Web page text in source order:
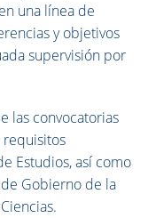
una línea de
y objetivos
supervisión por
las convocatorias
requisitos
Estudios, así como
Gobierno de la